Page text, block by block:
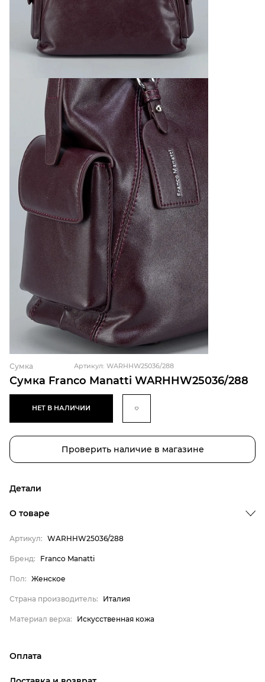
Сумка Franco Manatti WARHHW25036/288
Сумка Артикул: WARHHW25036/288
НЕТ В НАЛИЧИИ
Проверить наличие в магазине
Детали
Бренд
Пол
Материал верха
О товаре
Артикул: WARHHW25036/288
Бренд: Franco Manatti
Пол: Женское
Страна производитель: Италия
Материал верха: Искусственная кожа
Оплата